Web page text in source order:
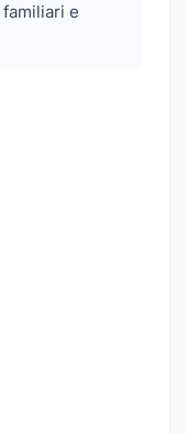
e